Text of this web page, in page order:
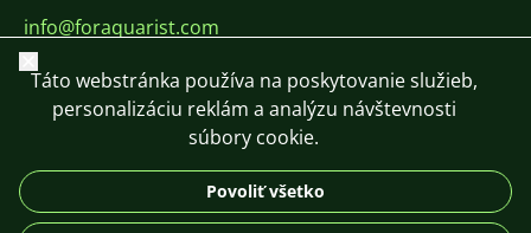
info@foraquarist.com
+420 603 449 602
Zavrieť
Táto webstránka používa na poskytovanie služieb,
personalizáciu reklám a analýzu návštevnosti
súbory cookie.
Povoliť všetko